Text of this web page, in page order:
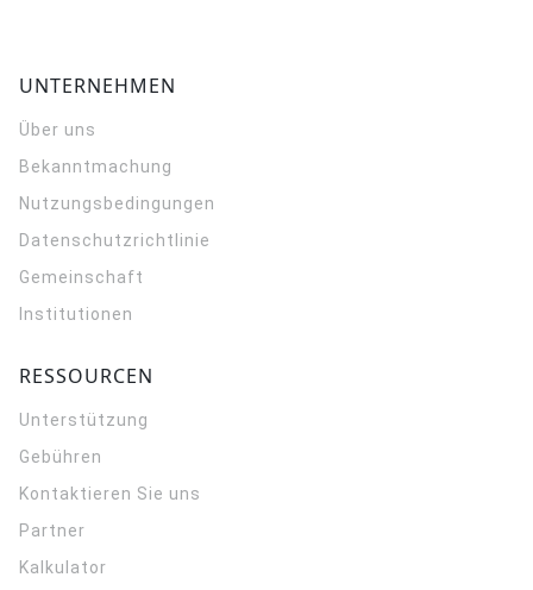
UNTERNEHMEN
Über uns
Bekanntmachung
Nutzungsbedingungen
Datenschutzrichtlinie
Gemeinschaft
Institutionen
RESSOURCEN
Unterstützung
Gebühren
Kontaktieren Sie uns
Partner
Kalkulator